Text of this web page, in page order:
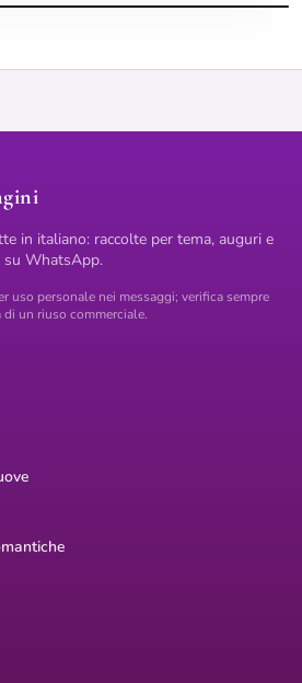
in italiano: raccolte per tema, auguri e
su WhatsApp.
uso personale nei messaggi; verifica sempre
un riuso commerciale.